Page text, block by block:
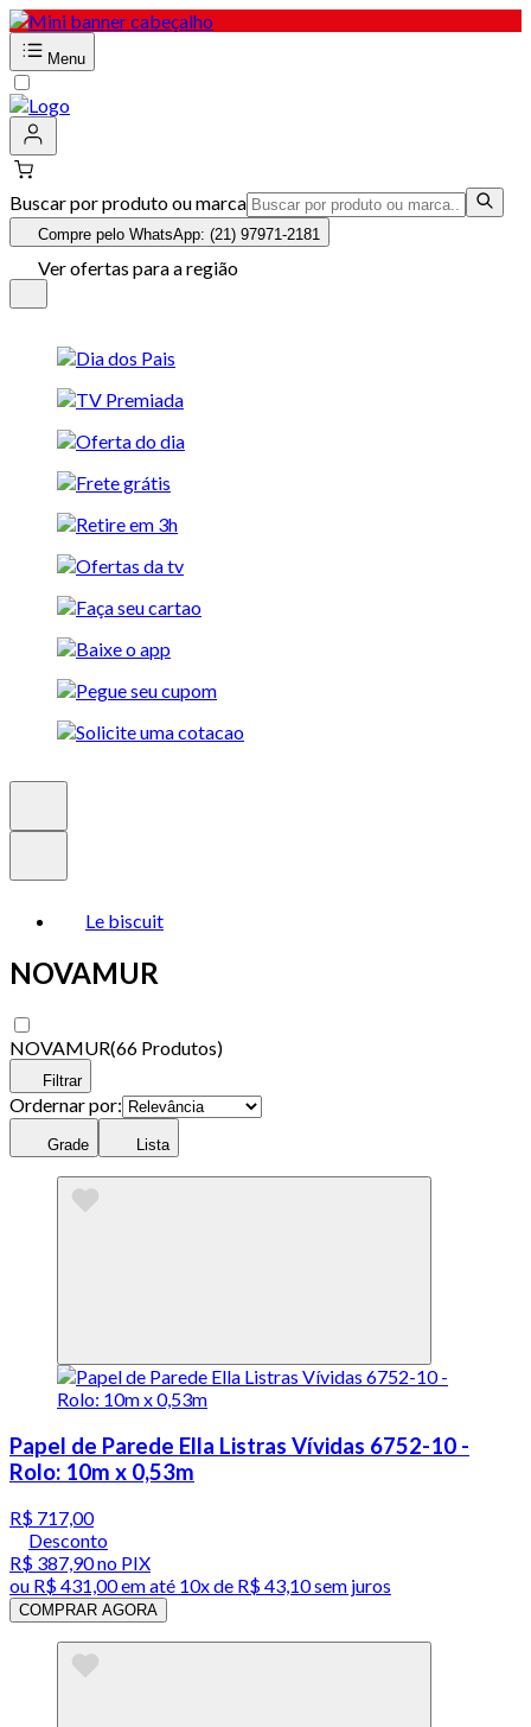
Menu
Buscar por produto ou marca
Compre pelo WhatsApp: (21) 97971-2181
Ver ofertas para a região
Le biscuit
NOVAMUR
NOVAMUR(66 Produtos)
Filtrar
Ordernar por:
Grade Lista
Papel de Parede Ella Listras Vívidas 6752-10 -
Rolo: 10m x 0,53m
R$ 717,00
Desconto
R$ 387,90no PIX
ou R$ 431,00em até 10x de R$ 43,10 sem juros
COMPRAR AGORA